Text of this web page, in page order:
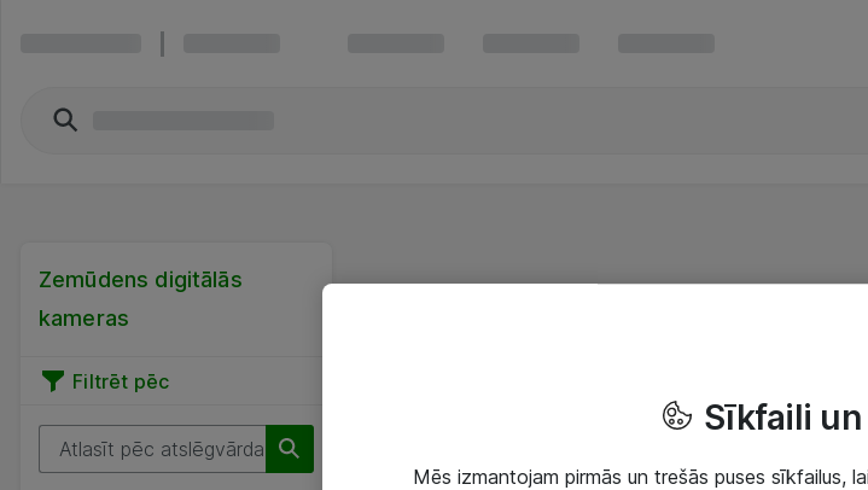
Zemūdens digitālās
kameras
Filtrēt pēc
Sīkfaili un
Mēs izmantojam pirmās un trešās puses sīkfailus,